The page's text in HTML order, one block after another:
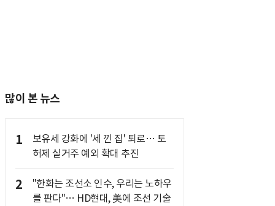
많이 본 뉴스
1
보유세 강화에 '세 낀 집' 퇴로… 토
허제 실거주 예외 확대 추진
2
"한화는 조선소 인수, 우리는 노하우
를 판다"… HD현대, 美에 조선 기술